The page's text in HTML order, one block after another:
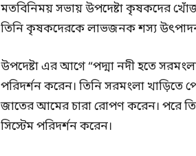
মতবিনিময় সভায় উপদেষ্টা কৃষকদের
তিনি কৃষকদেরকে লাভজনক শস্য
উপদেষ্টা এর আগে “পদ্মা নদী হতে সরমংলা
পরিদর্শন করেন। তিনি সরমংলা খাড়িতে
জাতের আমের চারা রোপণ করেন। পরে
সিস্টেম পরিদর্শন করেন।